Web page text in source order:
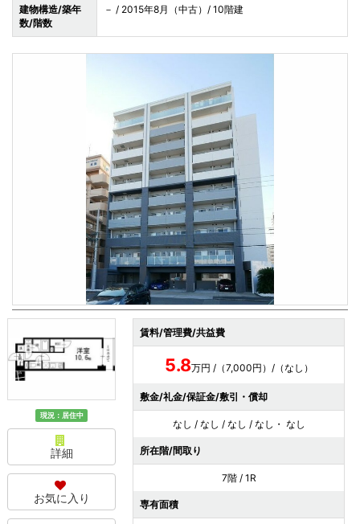
建物構造/築年
数/階数
－ / 2015年8月（中古）/ 10階建
現況：居住中
詳細
お気に入り
賃料/管理費/共益費
5.8万円 /（7,000円）/（なし）
敷金/礼金/保証金/敷引・償却
なし / なし / なし / なし・ なし
所在階/間取り
7階 / 1R
専有面積